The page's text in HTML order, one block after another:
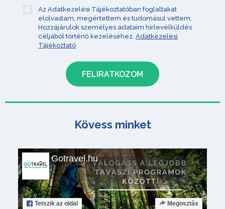
Az Adatkezelési Tájékoztatóban foglaltakat
elolvastam, megértettem és tudomásul vettem.
Hozzájárulok személyes adataim hírlevélküldés
céljából történő kezeléséhez. Adatkezelési
Tájékoztató
Kövess minket
Gotravel.hu
Tetszik az oldal Megosztás